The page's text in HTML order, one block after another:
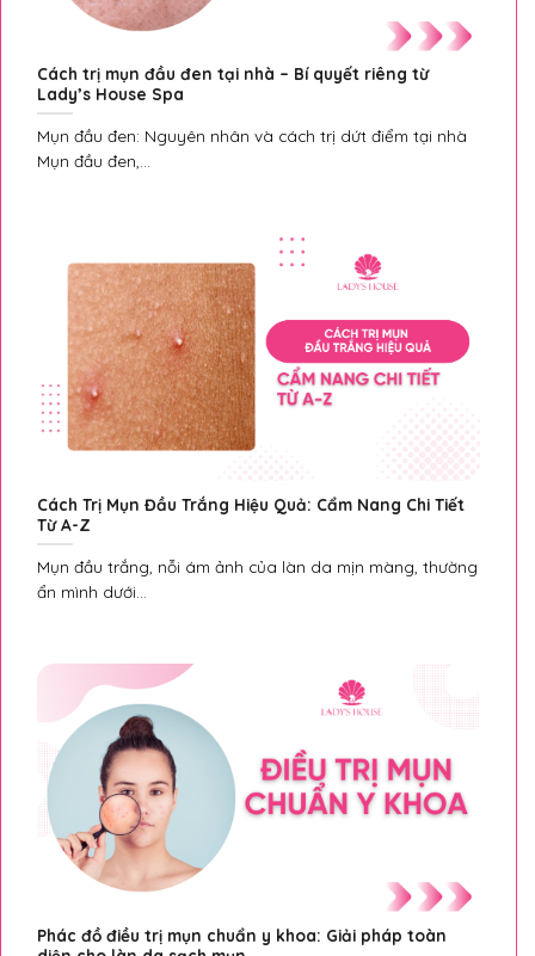
Cách trị mụn đầu đen tại nhà – Bí quyết riêng từ
Lady’s House Spa
Mụn đầu đen: Nguyên nhân và cách trị dứt điểm tại nhà
Mụn đầu đen,...
Cách Trị Mụn Đầu Trắng Hiệu Quả: Cẩm Nang Chi Tiết
Từ A-Z
Mụn đầu trắng, nỗi ám ảnh của làn da mịn màng, thường
ẩn mình dưới...
Phác đồ điều trị mụn chuẩn y khoa: Giải pháp toàn